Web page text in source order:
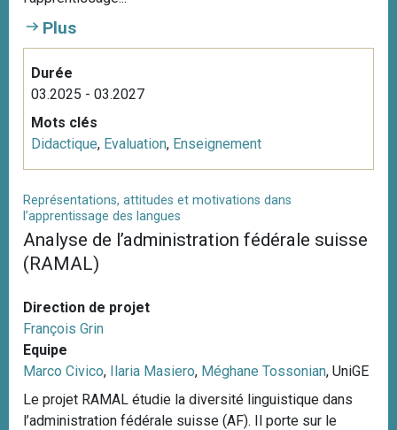
Plus
Durée
03.2025 - 03.2027
Mots clés
Didactique, Evaluation, Enseignement
Représentations, attitudes et motivations dans
l’apprentissage des langues
Analyse de l’administration fédérale suisse
(RAMAL)
Direction de projet
François Grin
Equipe
Marco Civico, Ilaria Masiero, Méghane Tossonian, UniGE
Le projet RAMAL étudie la diversité linguistique dans
l’administration fédérale suisse (AF). Il porte sur le